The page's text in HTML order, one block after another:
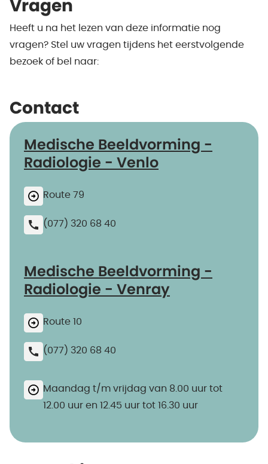
Vragen
Heeft u na het lezen van deze informatie nog
vragen? Stel uw vragen tijdens het eerstvolgende
bezoek of bel naar:
Contact
Medische Beeldvorming -
Radiologie - Venlo
Route 79
(077) 320 68 40
Medische Beeldvorming -
Radiologie - Venray
Route 10
(077) 320 68 40
Maandag t/m vrijdag van 8.00 uur tot
12.00 uur en 12.45 uur tot 16.30 uur